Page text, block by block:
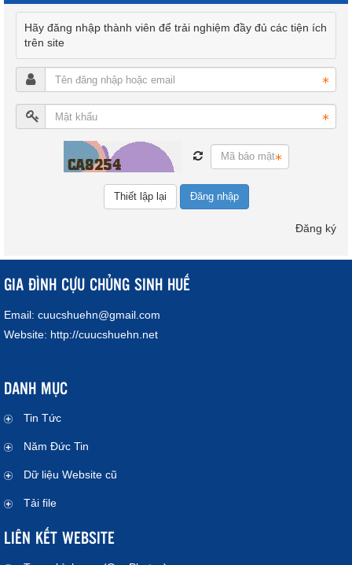
Hãy đăng nhập thành viên để trải nghiệm đầy đủ các tiện ích
trên site
Đăng nhập
Đăng ký
GIA ĐÌNH CỰU CHỦNG SINH HUẾ
Email: cuucshuehn@gmail.com
Website: http://cuucshuehn.net
DANH MỤC
Tin Tức
Năm Đức Tin
Dữ liệu Website cũ
Tải file
LIÊN KẾT WEBSITE